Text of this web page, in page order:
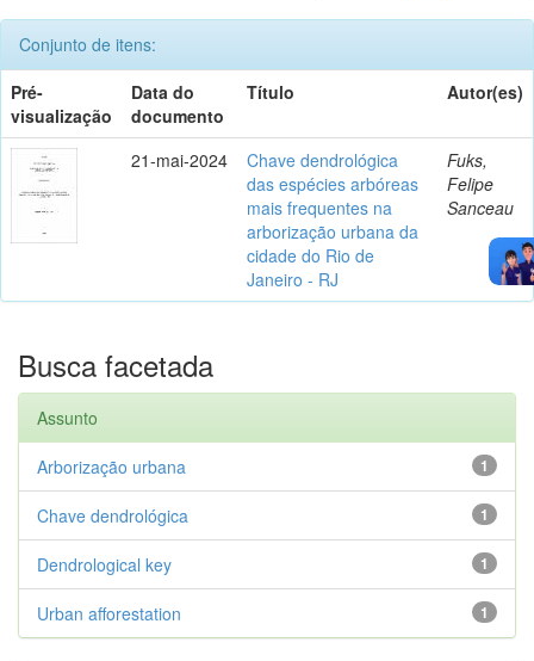
Conjunto de itens:
Pré-
visualização
Data do
documento
Título Autor(es)
21-mai-2024
Chave dendrológica
das espécies arbóreas
mais frequentes na
arborização urbana da
cidade do Rio de
Janeiro - RJ
Fuks,
Felipe
Sanceau
Busca facetada
Assunto
1
Arborização urbana
1
Chave dendrológica
1
Dendrological key
1
Urban afforestation